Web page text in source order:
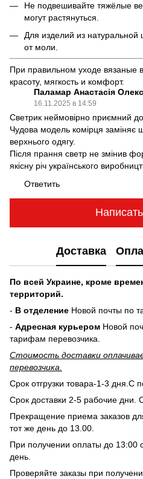
Не подвешивайте тяжёлые
могут растянуться.
Для изделий из натуральной
от моли.
При правильном уходе вязаные
красоту, мягкость и комфорт.
Паламар Анастасія
16.11.2025 в 14:59
Светрик неймовірно приємний до
Чудова модель комірця заміняє
верхнього одягу.
Після прання светр не змінив
якісну річ українського
Ответить
Доставка
По всей Украине, кроме
территорий.
- В отделение Новой почты по
- Адресная курьером Новой
тарифам перевозчика.
Стоимость доставки
перевозчика.
Срок отгрузки товара-1-3 дня.С
Срок доставки 2-5 рабочие дни.
Прекращение приема заказов
тот же день до 13.00.
При получении оплаты до 13:00
день.
Проверяйте заказы при